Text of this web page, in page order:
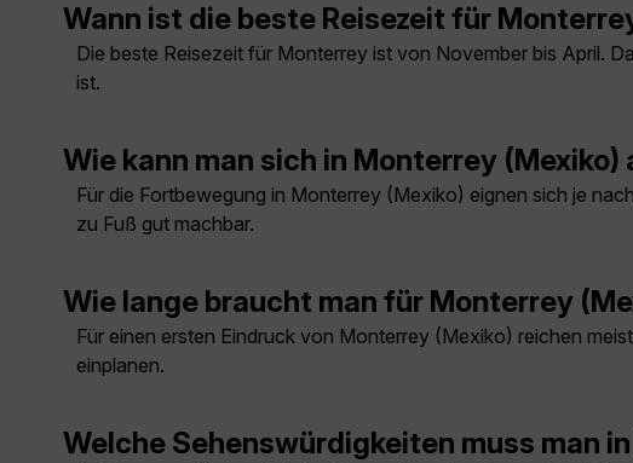
Wann ist die beste Reisezeit für
Die beste Reisezeit für Monterrey ist von November bis April.
ist.
Wie kann man sich in Monterrey
Für die Fortbewegung in Monterrey (Mexiko) eignen sich je
zu Fuß gut machbar.
Wie lange braucht man für Monterrey
Für einen ersten Eindruck von Monterrey (Mexiko) reichen
einplanen.
Welche Sehenswürdigkeiten muss man